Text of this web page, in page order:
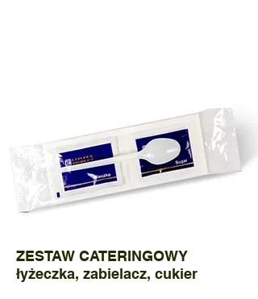
ZESTAW CATERINGOWY
łyżeczka, zabielacz, cukier